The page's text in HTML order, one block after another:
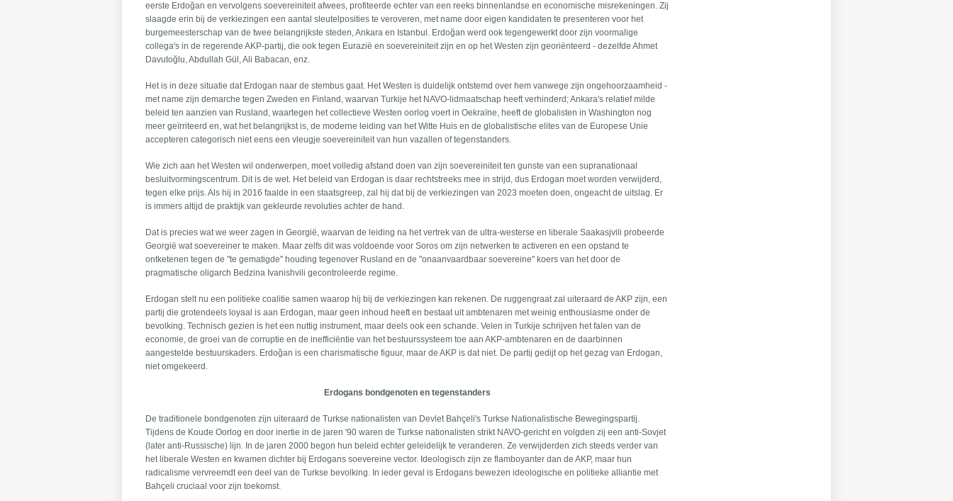
eerste Erdoğan en vervolgens soevereiniteit afwees, profiteerde echter van een reeks binnenlandse en economische misrekeningen. Zij
slaagde erin bij de verkiezingen een aantal sleutelposities te veroveren, met name door eigen kandidaten te presenteren voor het
burgemeesterschap van de twee belangrijkste steden, Ankara en Istanbul. Erdoğan werd ook tegengewerkt door zijn voormalige
collega's in de regerende AKP-partij, die ook tegen Eurazië en soevereiniteit zijn en op het Westen zijn georiënteerd - dezelfde Ahmet
Davutoğlu, Abdullah Gül, Ali Babacan, enz.
Het is in deze situatie dat Erdogan naar de stembus gaat. Het Westen is duidelijk ontstemd over hem vanwege zijn ongehoorzaamheid -
met name zijn demarche tegen Zweden en Finland, waarvan Turkije het NAVO-lidmaatschap heeft verhinderd; Ankara's relatief milde
beleid ten aanzien van Rusland, waartegen het collectieve Westen oorlog voert in Oekraïne, heeft de globalisten in Washington nog
meer geïrriteerd en, wat het belangrijkst is, de moderne leiding van het Witte Huis en de globalistische elites van de Europese Unie
accepteren categorisch niet eens een vleugje soevereiniteit van hun vazallen of tegenstanders.
Wie zich aan het Westen wil onderwerpen, moet volledig afstand doen van zijn soevereiniteit ten gunste van een supranationaal
besluitvormingscentrum. Dit is de wet. Het beleid van Erdogan is daar rechtstreeks mee in strijd, dus Erdogan moet worden verwijderd,
tegen elke prijs. Als hij in 2016 faalde in een staatsgreep, zal hij dat bij de verkiezingen van 2023 moeten doen, ongeacht de uitslag. Er
is immers altijd de praktijk van gekleurde revoluties achter de hand.
Dat is precies wat we weer zagen in Georgië, waarvan de leiding na het vertrek van de ultra-westerse en liberale Saakasjvili probeerde
Georgië wat soevereiner te maken. Maar zelfs dit was voldoende voor Soros om zijn netwerken te activeren en een opstand te
ontketenen tegen de "te gematigde" houding tegenover Rusland en de "onaanvaardbaar soevereine" koers van het door de
pragmatische oligarch Bedzina Ivanishvili gecontroleerde regime.
Erdogan stelt nu een politieke coalitie samen waarop hij bij de verkiezingen kan rekenen. De ruggengraat zal uiteraard de AKP zijn, een
partij die grotendeels loyaal is aan Erdogan, maar geen inhoud heeft en bestaat uit ambtenaren met weinig enthousiasme onder de
bevolking. Technisch gezien is het een nuttig instrument, maar deels ook een schande. Velen in Turkije schrijven het falen van de
economie, de groei van de corruptie en de inefficiëntie van het bestuurssysteem toe aan AKP-ambtenaren en de daarbinnen
aangestelde bestuurskaders. Erdoğan is een charismatische figuur, maar de AKP is dat niet. De partij gedijt op het gezag van Erdogan,
niet omgekeerd.
Erdogans bondgenoten en tegenstanders
De traditionele bondgenoten zijn uiteraard de Turkse nationalisten van Devlet Bahçeli's Turkse Nationalistische Bewegingspartij.
Tijdens de Koude Oorlog en door inertie in de jaren '90 waren de Turkse nationalisten strikt NAVO-gericht en volgden zij een anti-Sovjet
(later anti-Russische) lijn. In de jaren 2000 begon hun beleid echter geleidelijk te veranderen. Ze verwijderden zich steeds verder van
het liberale Westen en kwamen dichter bij Erdogans soevereine vector. Ideologisch zijn ze flamboyanter dan de AKP, maar hun
radicalisme vervreemdt een deel van de Turkse bevolking. In ieder geval is Erdogans bewezen ideologische en politieke alliantie met
Bahçeli cruciaal voor zijn toekomst.